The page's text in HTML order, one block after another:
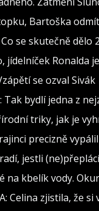
Bartoška
se skutečně dělo
jídelníček Ronalda
se ozval Sivák
bydlí jedna z
triky, jak je
precizně
jestli
na kbelík vody.
Celina zjistila, že